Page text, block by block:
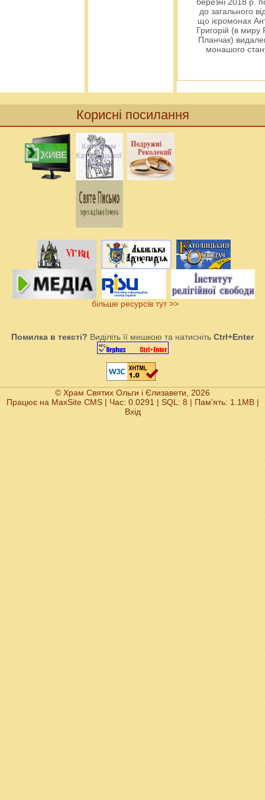
березні 2018 р.
до загального
що ієромонах
Григорій (в миру
Планчак)
монашого
Корисні посилання
більше ресурсів тут >>
Помилка в тексті? Виділіть її мишкою та натисніть Ctrl+Enter
© Храм Святих Ольги і Єлизавети, 2026
Працює на MaxSite CMS| Час: 0.0291 | SQL: 8 | Пам'ять: 1.1MB|
Вхід